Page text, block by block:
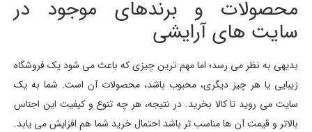
محصولات و برندهای موجود در
سایت های آرایشی
بدیهی به نظر می رسد؛ اما مهم ترین چیزی که باعث می شود یک فروشگاه
زیبایی یا هر چیز دیگری، محبوب باشد، محصولات آن است. شما به یک
سایت می روید تا کالا بخرید. در نتیجه، هر چه تنوع و کیفیت این اجناس
بالاتر و قیمت آن ها مناسب تر باشد احتمال خرید شما هم افزایش می یابد.